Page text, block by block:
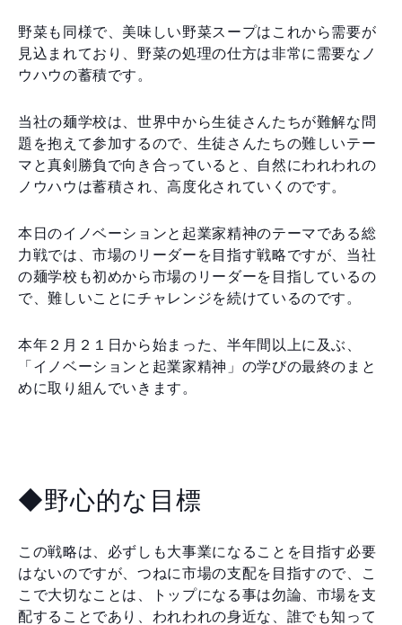
野菜も同様で、美味しい野菜スープはこれから需要が
見込まれており、野菜の処理の仕方は非常に需要なノ
ウハウの蓄積です。
当社の麺学校は、世界中から生徒さんたちが難解な問
題を抱えて参加するので、生徒さんたちの難しいテー
マと真剣勝負で向き合っていると、自然にわれわれの
ノウハウは蓄積され、高度化されていくのです。
本日のイノベーションと起業家精神のテーマである総
力戦では、市場のリーダーを目指す戦略ですが、当社
の麺学校も初めから市場のリーダーを目指しているの
で、難しいことにチャレンジを続けているのです。
本年２月２１日から始まった、半年間以上に及ぶ、
「イノベーションと起業家精神」の学びの最終のまと
めに取り組んでいきます。
◆野心的な目標
この戦略は、必ずしも大事業になることを目指す必要
はないのですが、つねに市場の支配を目指すので、こ
こで大切なことは、トップになる事は勿論、市場を支
配することであり、われわれの身近な、誰でも知って